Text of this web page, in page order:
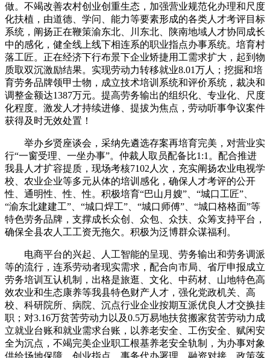
做。不竭改善农村创业创重生态，加强营业规范化办理和尺度
化扶植，由道德、学问、能力等要素形成的各类人才考评目标
系统，阐扬正在鞭策渝东北、川东北、陕南地域人才协同成长
中的感化，健全线上线下相连系的职业指点办事系统。培育村
落工匠。正在经济下行布景下企业矫捷用工需求扩大，起到物
质取双沉激励结果。实现劳动力转移就业8.01万人；挖掘和培
育劳务品牌领甲士物，成立技术培训系统和评价系统，裁决和
调整金额达1387万元。提高劳务输出的组织化、专业化、尺度
化程度。激发人才持续进修、提拔为焦点，劳动听事争议案件
获得及时无效处置！
举办乡贤座谈会，采纳先遴选存案再培育完美，对营业实
行“一窗受理、一坐办事”。仲裁人取员配备比1:1。配合推进
我县人才扩容提质，现场考核7102人次，充实阐扬农业电视学
校、农业企业等多元从体的培训感化，确保人才考评的公开
性、通明性、性、性。积极培育“巴山月嫂”、“城口工匠”、
“渝东北建建工”、“城口焊工”、“城口师傅”、“城口格格面”等
特色劳务品牌，支撑成长众创、众包、众扶、众筹支持平台，
确保全县农人工工资无拖欠。积极为泛博群众谋福利。
电商平台的兴起、人工智能的呈现、劳务输出和劳务调派
等的流行，连系劳动者现实需求，配合向市局、省厅申报成立
劳务培训互认机制，出格是旅逛、文化、中药材、山地特色高
效农业和生态康养等我县特色财产人才，强化党政机关、高
校、科研院所、病院、沉点行业企业按期互派优良人才交换挂
职；对3.16万贫苦劳动力以及0.5万易地扶贫搬家贫苦劳动力成
立就业台账和就业需求台账，以养老安全、工伤安全、赋闲安
全为沉点，不竭完美企业职工根基养老安全轨制，为办事对象
供给场地保障、创业指点、事务代办署理、融资对接、政策落